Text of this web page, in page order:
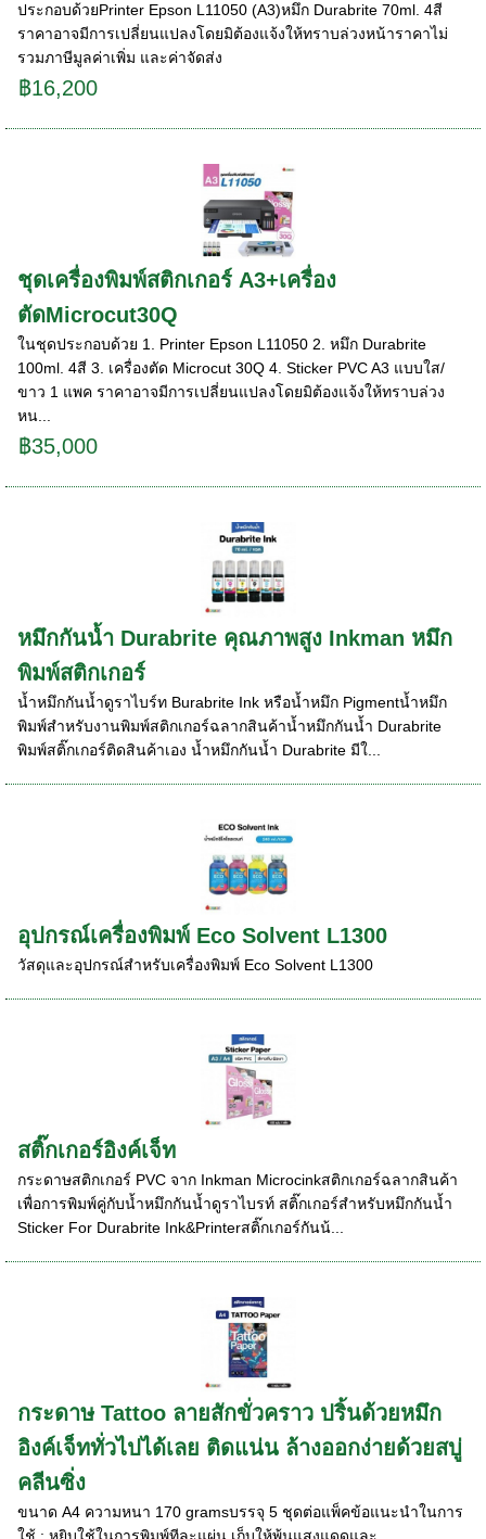
ประกอบด้วยPrinter Epson L11050 (A3)หมึก Durabrite 70ml. 4สี
ราคาอาจมีการเปลี่ยนแปลงโดยมิต้องแจ้งให้ทราบล่วงหน้าราคาไม่
รวมภาษีมูลค่าเพิ่ม และค่าจัดส่ง
฿16,200
ชุดเครื่องพิมพ์สติกเกอร์ A3+เครื่อง
ตัดMicrocut30Q
ในชุดประกอบด้วย 1. Printer Epson L11050 2. หมึก Durabrite
100ml. 4สี 3. เครื่องตัด Microcut 30Q 4. Sticker PVC A3 แบบใส/
ขาว 1 แพค ราคาอาจมีการเปลี่ยนแปลงโดยมิต้องแจ้งให้ทราบล่วง
หน...
฿35,000
หมึกกันน้ำ Durabrite คุณภาพสูง Inkman หมึก
พิมพ์สติกเกอร์
น้ำหมึกกันน้ำดูราไบร์ท Burabrite Ink หรือน้ำหมึก Pigmentน้ำหมึก
พิมพ์สำหรับงานพิมพ์สติกเกอร์ฉลากสินค้าน้ำหมึกกันน้ำ Durabrite
พิมพ์สติ๊กเกอร์ติดสินค้าเอง น้ำหมึกกันน้ำ Durabrite มีใ...
อุปกรณ์เครื่องพิมพ์ Eco Solvent L1300
วัสดุและอุปกรณ์สำหรับเครื่องพิมพ์ Eco Solvent L1300
สติ๊กเกอร์อิงค์เจ็ท
กระดาษสติกเกอร์ PVC จาก Inkman Microcinkสติกเกอร์ฉลากสินค้า
เพื่อการพิมพ์คู่กับน้ำหมึกกันน้ำดูราไบรท์ สติ๊กเกอร์สำหรับหมึกกันน้ำ
Sticker For Durabrite Ink&Printerสติ๊กเกอร์กันน้...
กระดาษ Tattoo ลายสักขั่วคราว ปริ้นด้วยหมึก
อิงค์เจ็ททั่วไปได้เลย ติดแน่น ล้างออกง่ายด้วยสบู่
คลีนซิ่ง
ขนาด A4 ความหนา 170 gramsบรรจุ 5 ชุดต่อแพ็คข้อแนะนำในการ